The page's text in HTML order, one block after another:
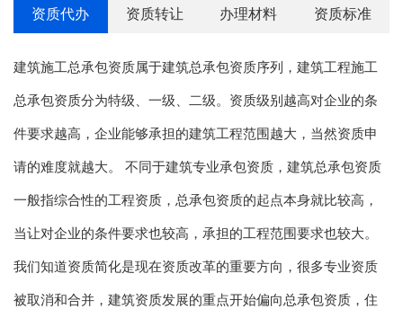
资质代办 资质转让 办理材料 资质标准
建筑施工总承包资质属于建筑总承包资质序列，建筑工程施工
总承包资质分为特级、一级、二级。资质级别越高对企业的条
件要求越高，企业能够承担的建筑工程范围越大，当然资质申
请的难度就越大。 不同于建筑专业承包资质，建筑总承包资质
一般指综合性的工程资质，总承包资质的起点本身就比较高，
当让对企业的条件要求也较高，承担的工程范围要求也较大。
我们知道资质简化是现在资质改革的重要方向，很多专业资质
被取消和合并，建筑资质发展的重点开始偏向总承包资质，住